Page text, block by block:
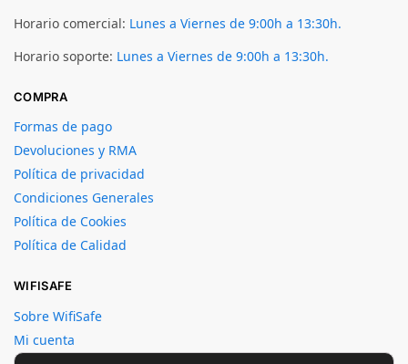
Horario comercial: Lunes a Viernes de 9:00h a 13:30h.
Horario soporte: Lunes a Viernes de 9:00h a 13:30h.
COMPRA
Formas de pago
Devoluciones y RMA
Política de privacidad
Condiciones Generales
Política de Cookies
Política de Calidad
WIFISAFE
Sobre WifiSafe
Mi cuenta